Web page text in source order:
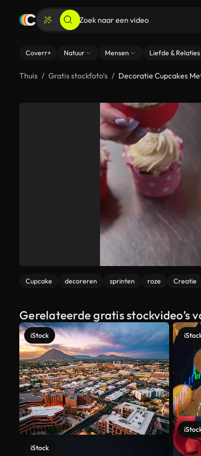
Coverr+ Natuur Mensen Liefde & Relaties
Thuis Gratis stockfoto’s Decoratie Cupcakes
Cupcake decoreren sprinten roze Creatie
Gerelateerde gratis stockvideo’s
iStock
iStock